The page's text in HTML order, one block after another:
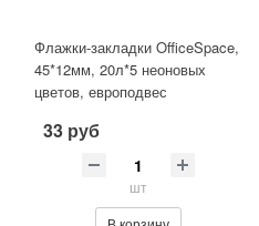
Флажки-закладки OfficeSpace,
45*12мм, 20л*5 неоновых
цветов, европодвес
33 руб
шт